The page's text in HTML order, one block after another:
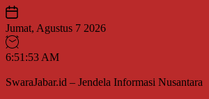
Skip
to
content
Jumat, Agustus 7 2026
6:51 :54 AM
SwaraJabar.id – Jendela Informasi Nusantara